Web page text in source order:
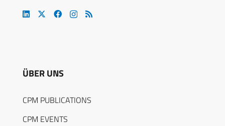
ÜBER UNS
CPM PUBLICATIONS
CPM EVENTS